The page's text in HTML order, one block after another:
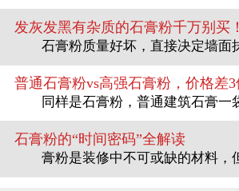
发灰发黑有杂质的石膏粉千万别买！
石膏粉的“时间密码”全解读